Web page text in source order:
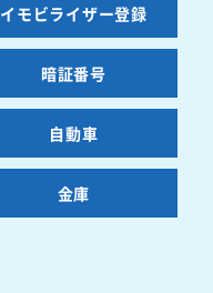
イモビライザー登録
暗証番号
自動車
金庫